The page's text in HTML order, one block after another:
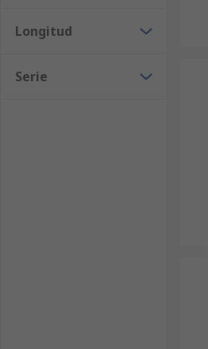
Longitud
Serie